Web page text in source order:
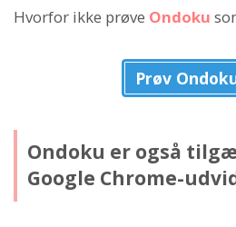
Hvorfor ikke prøve Ondoku
Prøv
Ondoku er også
Google Chrome-